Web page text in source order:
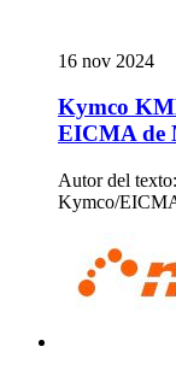
16 nov 2024
Kymco
EICMA de
Autor del texto:
Kymco/